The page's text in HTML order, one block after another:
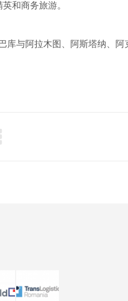
和商务旅游。
与阿拉木图、阿斯塔纳、